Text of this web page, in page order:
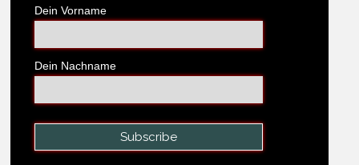
Dein Vorname
Dein Nachname